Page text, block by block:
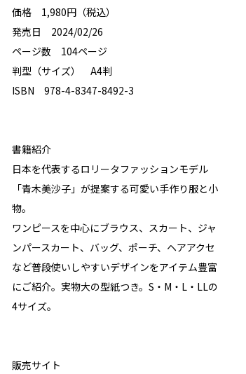
価格 1,980円（税込）
発売日 2024/02/26
ページ数 104ページ
判型（サイズ） A4判
ISBN 978-4-8347-8492-3
書籍紹介
日本を代表するロリータファッションモデル
「青木美沙子」が提案する可愛い手作り服と小
物。
ワンピースを中心にブラウス、スカート、ジャ
ンパースカート、バッグ、ポーチ、ヘアアクセ
など普段使いしやすいデザインをアイテム豊富
にご紹介。実物大の型紙つき。S・M・L・LLの
4サイズ。
販売サイト